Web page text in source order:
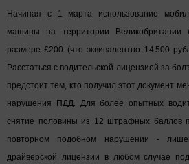
Начиная с 1 марта использование
машины на территории Великобритании
размере £200 (что эквивалентно 14 500
Расстаться с водительской лицензией за
предстоит тем, кто получил этот документ
нарушения ПДД. Для более опытных
снятие половины из 12 штрафных баллов
повторном подобном нарушении -
драйверской лицензии в любом случае